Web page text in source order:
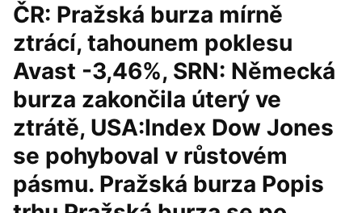
ČR: Pražská burza mírně
ztrácí, tahounem poklesu
Avast -3,46%, SRN: Německá
burza zakončila úterý ve
ztrátě, USA:Index Dow Jones
se pohyboval v růstovém
pásmu. Pražská burza Popis